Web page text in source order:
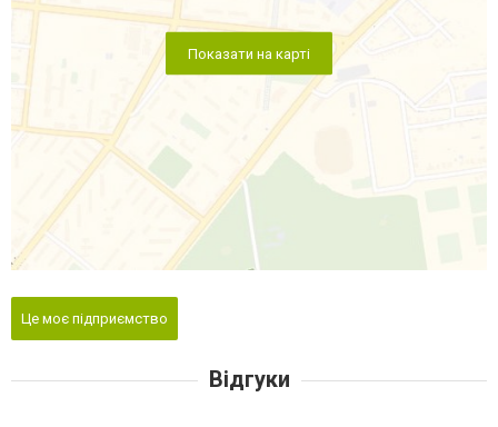
Показати на карті
Це моє підприємство
Відгуки